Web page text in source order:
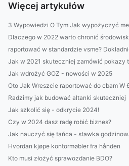
Więcej artykułów
3 Wypowiedzi O Tym Jak wypożyczyć
Dlaczego w 2022 warto chronić
raportować w standardzie vsme?
Jak w 2021 skuteczniej zamówić pokazy
Jak wdrożyć GOZ - nowości w 2025
Oto Jak Wreszcie raportować do cbam W
Radzimy jak budować altanki skuteczniej
Jak szkolić się - odkrycie 2024!
Czy w 2024 dasz radę robić biznes?
Jak nauczyć się tańca - stawka
Hvordan kjøpe kontormøbler fra hånden
Kto musi złożyć sprawozdanie BDO?